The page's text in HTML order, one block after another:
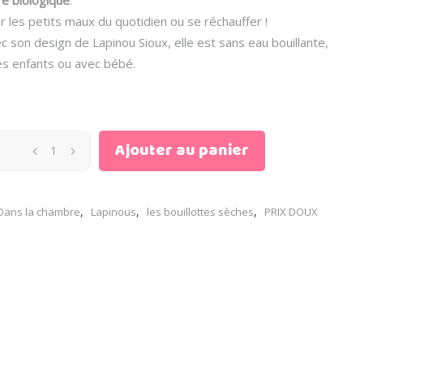
24.00 €.16.00 €.
les petits maux du quotidien ou se réchauffer !
son design de Lapinou Sioux, elle est sans eau bouillante,
enfants ou avec bébé.
Ajouter au panier
la chambre, Lapinous, les bouillottes sèches, PRIX DOUX